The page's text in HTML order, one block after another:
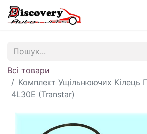
Всі товари
Комплект Ущільнюючих Кілець
4L30E (Transtar)